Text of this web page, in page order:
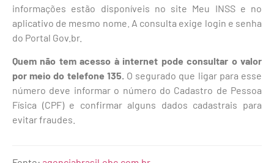
informações estão disponíveis no site Meu INSS e no
aplicativo de mesmo nome. A consulta exige login e senha
do Portal Gov.br.
Quem não tem acesso à internet pode consultar o valor
por meio do telefone 135. O segurado que ligar para esse
número deve informar o número do Cadastro de Pessoa
Física (CPF) e confirmar alguns dados cadastrais para
evitar fraudes.